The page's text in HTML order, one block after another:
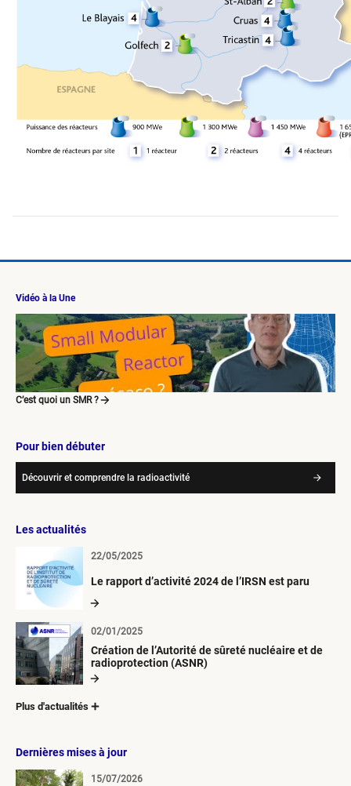
Vidéo à la Une
C’est quoi un SMR ?
Pour bien débuter
Découvrir et comprendre la radioactivité
Les actualités
Le rapport d’activité 2024 de l’IRSN est paru
22/05/2025
Création de l’Autorité de sûreté nucléaire et de
radioprotection (ASNR)
02/01/2025
Plus d'actualités
Dernières mises à jour
15/07/2026